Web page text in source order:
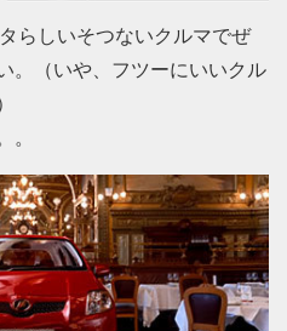
らしいそつないクルマでぜ
。（いや、フツーにいいクル
。